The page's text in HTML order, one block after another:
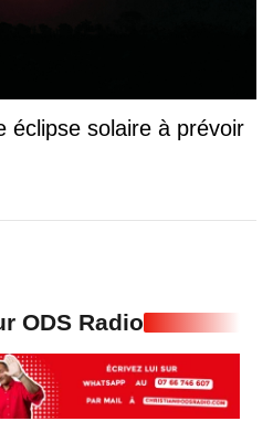
éclipse solaire à prévoir
ODS Radio